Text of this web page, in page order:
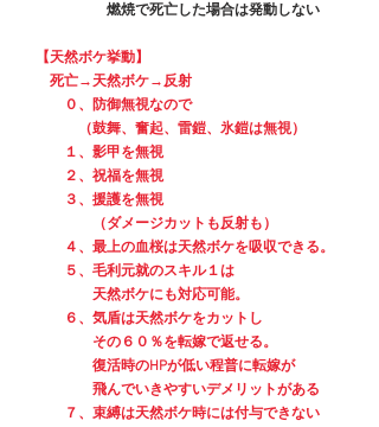
燃焼で死亡した場合は発動しない
【天然ボケ挙動】
死亡→天然ボケ→反射
０、防御無視なので
（鼓舞、奮起、雷鎧、氷鎧は無視）
１、影甲を無視
２、祝福を無視
３、援護を無視
（ダメージカットも反射も）
４、最上の血桜は天然ボケを吸収できる。
５、毛利元就のスキル１は
天然ボケにも対応可能。
６、気盾は天然ボケをカットし
その６０％を転嫁で返せる。
復活時のHPが低い程普に転嫁が
飛んでいきやすいデメリットがある
７、束縛は天然ボケ時には付与できない